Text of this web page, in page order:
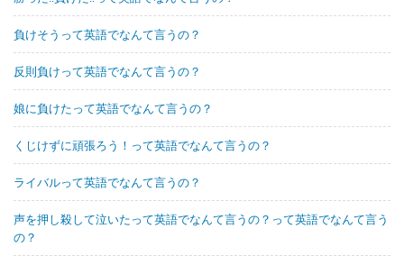
負けそうって英語でなんて言うの？
反則負けって英語でなんて言うの？
娘に負けたって英語でなんて言うの？
くじけずに頑張ろう！って英語でなんて言うの？
ライバルって英語でなんて言うの？
声を押し殺して泣いたって英語でなんて言うの？って英語でなんて言う
の？